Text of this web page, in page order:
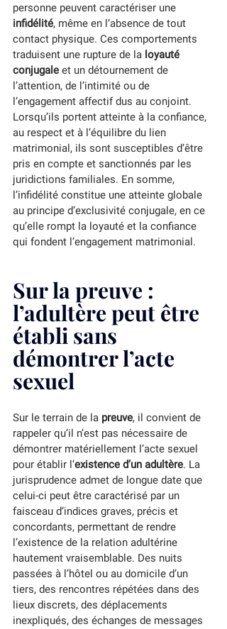
personne peuvent caractériser une
infidélité, même en l’absence de tout
contact physique. Ces comportements
traduisent une rupture de la loyauté
conjugale et un détournement de
l’attention, de l’intimité ou de
l’engagement affectif dus au conjoint.
Lorsqu’ils portent atteinte à la confiance,
au respect et à l’équilibre du lien
matrimonial, ils sont susceptibles d’être
pris en compte et sanctionnés par les
juridictions familiales. En somme,
l’infidélité constitue une atteinte globale
au principe d’exclusivité conjugale, en ce
qu’elle rompt la loyauté et la confiance
qui fondent l’engagement matrimonial.
Sur la preuve :
l’adultère peut être
établi sans
démontrer l’acte
sexuel
Sur le terrain de la preuve, il convient de
rappeler qu’il n’est pas nécessaire de
démontrer matériellement l’acte sexuel
pour établir l’existence d’un adultère. La
jurisprudence admet de longue date que
celui-ci peut être caractérisé par un
faisceau d’indices graves, précis et
concordants, permettant de rendre
l’existence de la relation adultérine
hautement vraisemblable. Des nuits
passées à l’hôtel ou au domicile d’un
tiers, des rencontres répétées dans des
lieux discrets, des déplacements
inexpliqués, des échanges de messages